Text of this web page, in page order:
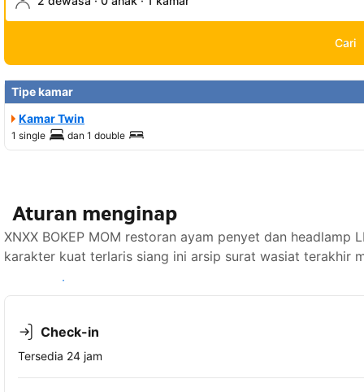
Cari
Tipe kamar
Kamar Twin
1 single dan 1 double
Aturan menginap
XNXX BOKEP MOM restoran ayam penyet dan
karakter kuat terlaris siang ini arsip surat wasiat terakhir
Lihat ketersediaan
Check-in
Tersedia 24 jam